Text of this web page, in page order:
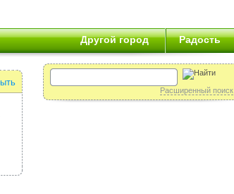
Другой город Радость
Расширенный поиск